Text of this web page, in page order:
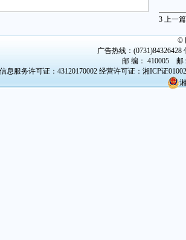
3 上一篇
©
广告热线：(0731)84326428
邮 编： 410005 邮
息服务许可证：43120170002 经营许可证：湘ICP证